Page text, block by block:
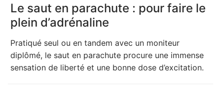
Le saut en parachute : pour faire le
plein d’adrénaline
Pratiqué seul ou en tandem avec un moniteur
diplômé, le saut en parachute procure une immense
sensation de liberté et une bonne dose d’excitation.